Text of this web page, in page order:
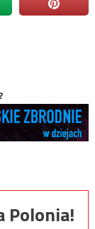
Polonia!